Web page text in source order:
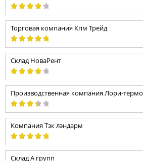
Торговая компания Кпм Трейд
Склад НоваРент
Производственная компания Лори-термо
Компания Тзк лэндарм
Склад А групп